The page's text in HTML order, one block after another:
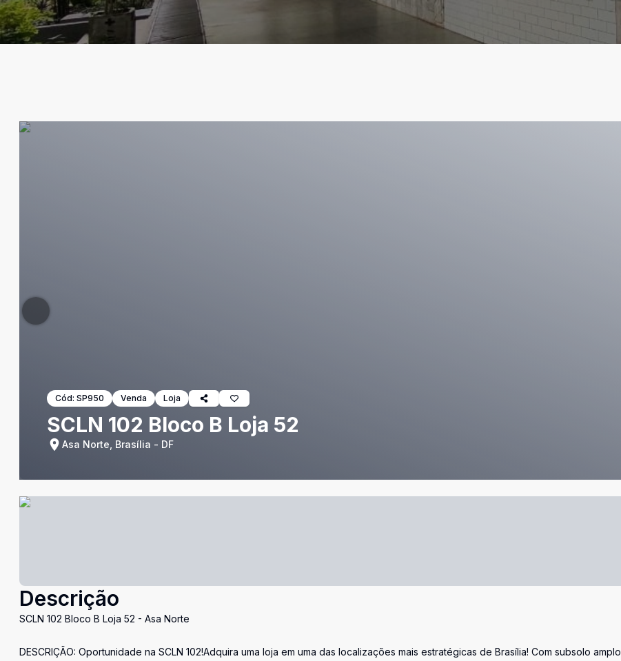
Cód: SP950 Venda Loja
SCLN 102 Bloco B Loja 52
Asa Norte, Brasília - DF
Descrição
SCLN 102 Bloco B Loja 52 - Asa Norte
DESCRIÇÃO: Oportunidade na SCLN 102!Adquira uma loja em uma das localizações mais estratégicas de Brasília! Com subsolo amplo,